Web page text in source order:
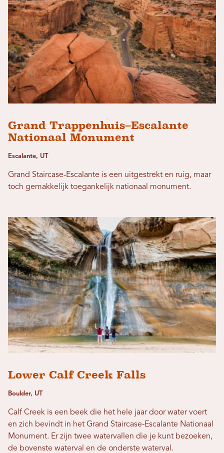
Grand Trappenhuis–Escalante
Nationaal Monument
Escalante, UT
Grand Staircase-Escalante is een uitgestrekt en ruig, maar
toch gemakkelijk toegankelijk nationaal monument.
Lower Calf Creek Falls
Boulder, UT
Calf Creek is een beek die het hele jaar door water voert
en zich bevindt in het Grand Staircase-Escalante Nationaal
Monument. Er zijn twee watervallen die je kunt bezoeken,
de bovenste waterval en de onderste waterval.